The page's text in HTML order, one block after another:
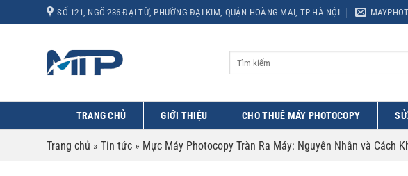
qua
SỐ 121, NGÕ 236 ĐẠI TỪ, PHƯỜNG ĐẠI KIM, QUẬN HOÀNG MAI, TP HÀ NỘI
TRANG CHỦ GIỚI THIỆU CHO THUÊ MÁY PHOTOCOPY
Trang chủ » Tin tức » Mực Máy Photocopy Tràn Ra Máy: Nguyên Nhân và Cách